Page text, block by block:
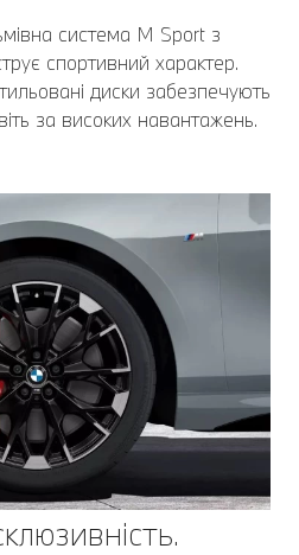
система M Sport з
спортивний характер.
диски забезпечують
за високих навантажень.